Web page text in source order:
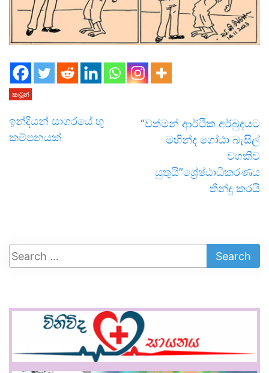
කාටූන්
ඉන්දියන් සාගරයේ භූ
කම්පනයක්
“වත්මන් ආර්ථික අර්බුදයට
මහින්ද ගෝඨා බැසිල්
වගකිව
යුතුයි”ශ්‍රේෂ්ඨාධිකරණය
තීන්දු කරයි